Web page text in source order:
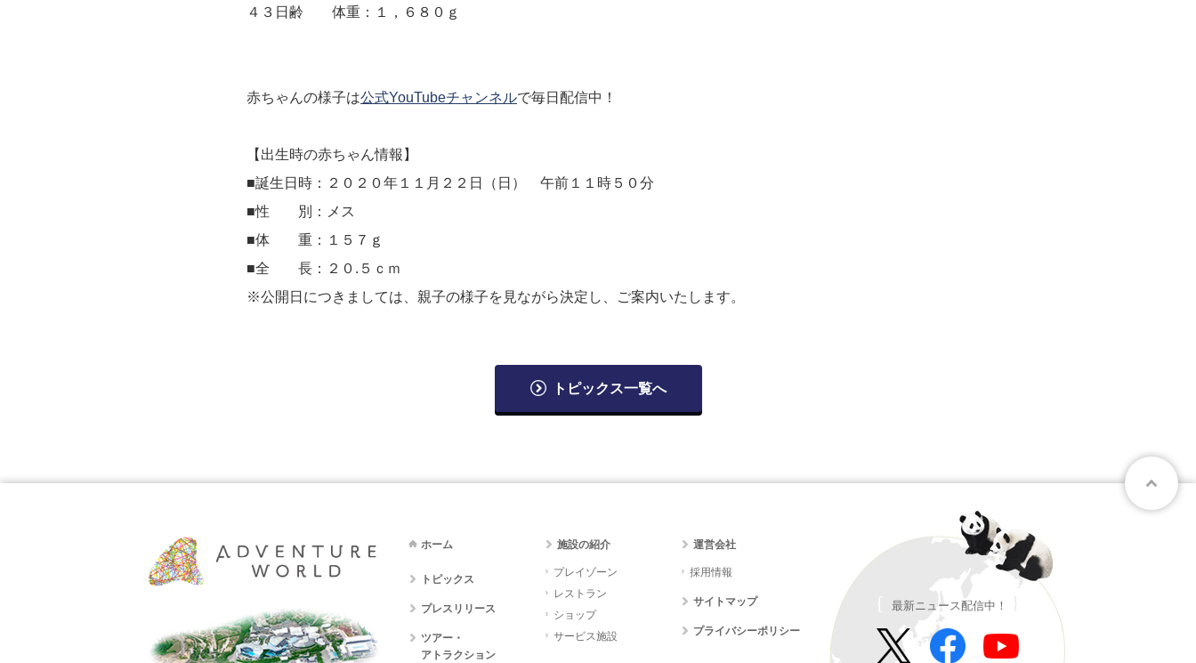
４３日齢 体重：１，６８０ｇ
赤ちゃんの様子は公式YouTubeチャンネルで毎日配信中！
【出生時の赤ちゃん情報】
■誕生日時：２０２０年１１月２２日（日） 午前１１時５０分
■性 別：メス
■体 重：１５７ｇ
■全 長：２０.５ｃｍ
※公開日につきましては、親子の様子を見ながら決定し、ご案内いたします。
トピックス一覧へ
ホーム
トピックス
プレスリリース
ツアー・
アトラクション
施設の紹介
プレイゾーン
レストラン
ショップ
サービス施設
運営会社
採用情報
サイトマップ
プライバシーポリシー
最新ニュース配信中！